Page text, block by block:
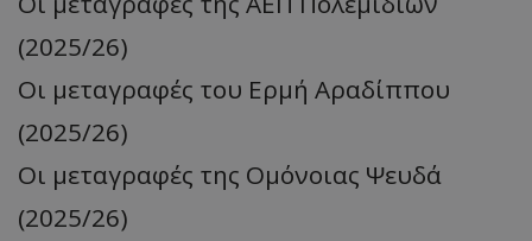
(2025/26)
Oι μεταγραφές του Ερμή Αραδίππου
(2025/26)
Oι μεταγραφές της Ομόνοιας Ψευδά
(2025/26)